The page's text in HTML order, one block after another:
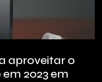
aproveitar o
2023 em